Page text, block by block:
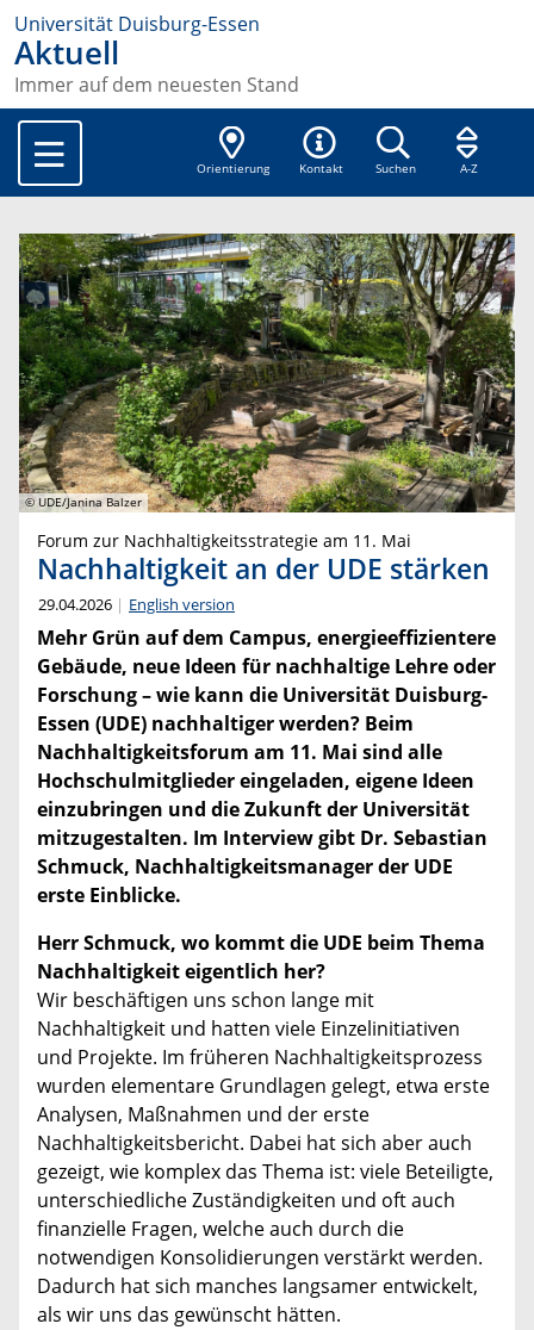
Universität Duisburg-Essen
Aktuell
Immer auf dem neuesten Stand
Orientierung Kontakt Suchen A-Z
© UDE/Janina Balzer
Forum zur Nachhaltigkeitsstrategie am 11. Mai
Nachhaltigkeit an der UDE stärken
29.04.2026 English version
Mehr Grün auf dem Campus, energieeffizientere
Gebäude, neue Ideen für nachhaltige Lehre oder
Forschung – wie kann die Universität Duisburg-
Essen (UDE) nachhaltiger werden? Beim
Nachhaltigkeitsforum am 11. Mai sind alle
Hochschulmitglieder eingeladen, eigene Ideen
einzubringen und die Zukunft der Universität
mitzugestalten. Im Interview gibt Dr. Sebastian
Schmuck, Nachhaltigkeitsmanager der UDE
erste Einblicke.
Herr Schmuck, wo kommt die UDE beim Thema
Nachhaltigkeit eigentlich her?
Wir beschäftigen uns schon lange mit
Nachhaltigkeit und hatten viele Einzelinitiativen
und Projekte. Im früheren Nachhaltigkeitsprozess
wurden elementare Grundlagen gelegt, etwa erste
Analysen, Maßnahmen und der erste
Nachhaltigkeitsbericht. Dabei hat sich aber auch
gezeigt, wie komplex das Thema ist: viele Beteiligte,
unterschiedliche Zuständigkeiten und oft auch
finanzielle Fragen, welche auch durch die
notwendigen Konsolidierungen verstärkt werden.
Dadurch hat sich manches langsamer entwickelt,
als wir uns das gewünscht hätten.